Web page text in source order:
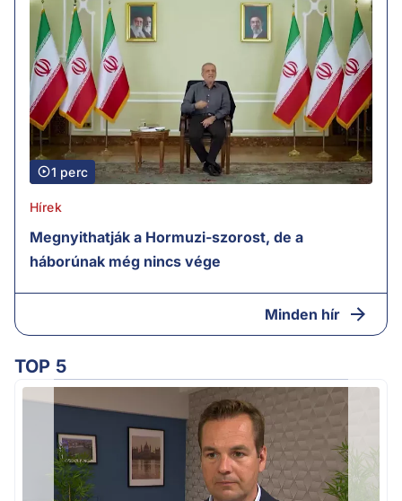
1 perc
Hírek
Megnyithatják a Hormuzi-szorost, de a
háborúnak még nincs vége
Minden hír
TOP 5